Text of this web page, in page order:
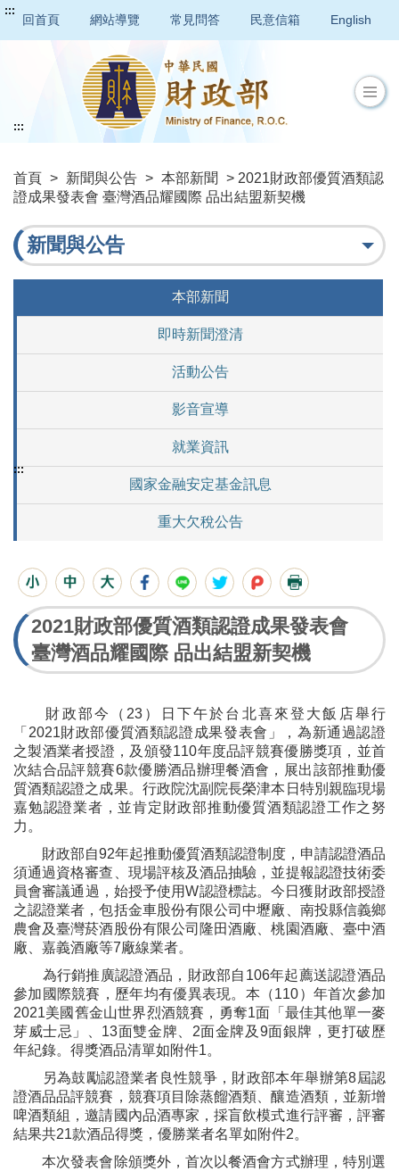
:::
回首頁 網站導覽 常見問答 民意信箱 English
首頁 > 新聞與公告 > 本部新聞
> 2021財政部優質酒類認
證成果發表會 臺灣酒品耀國際 品出結盟新契機
:::
新聞與公告
本部新聞
即時新聞澄清
活動公告
影音宣導
就業資訊
國家金融安定基金訊息
重大欠稅公告
:::
2021財政部優質酒類認證成果發表會
臺灣酒品耀國際 品出結盟新契機
財政部今（23）日下午於台北喜來登大飯店舉行
「2021財政部優質酒類認證成果發表會」，為新通過認證
之製酒業者授證，及頒發110年度品評競賽優勝獎項，並首
次結合品評競賽6款優勝酒品辦理餐酒會，展出該部推動優
質酒類認證之成果。行政院沈副院長榮津本日特別親臨現場
嘉勉認證業者，並肯定財政部推動優質酒類認證工作之努
力。
財政部自92年起推動優質酒類認證制度，申請認證酒品
須通過資格審查、現場評核及酒品抽驗，並提報認證技術委
員會審議通過，始授予使用W認證標誌。今日獲財政部授證
之認證業者，包括金車股份有限公司中壢廠、南投縣信義鄉
農會及臺灣菸酒股份有限公司隆田酒廠、桃園酒廠、臺中酒
廠、嘉義酒廠等7廠線業者。
為行銷推廣認證酒品，財政部自106年起薦送認證酒品
參加國際競賽，歷年均有優異表現。本（110）年首次參加
2021美國舊金山世界烈酒競賽，勇奪1面「最佳其他單一麥
芽威士忌」、13面雙金牌、2面金牌及9面銀牌，更打破歷
年紀錄。得獎酒品清單如附件1。
另為鼓勵認證業者良性競爭，財政部本年舉辦第8屆認
證酒品品評競賽，競賽項目除蒸餾酒類、釀造酒類，並新增
啤酒類組，邀請國內品酒專家，採盲飲模式進行評審，評審
結果共21款酒品得獎，優勝業者名單如附件2。
本次發表會除頒獎外，首次以餐酒會方式辦理，特別選